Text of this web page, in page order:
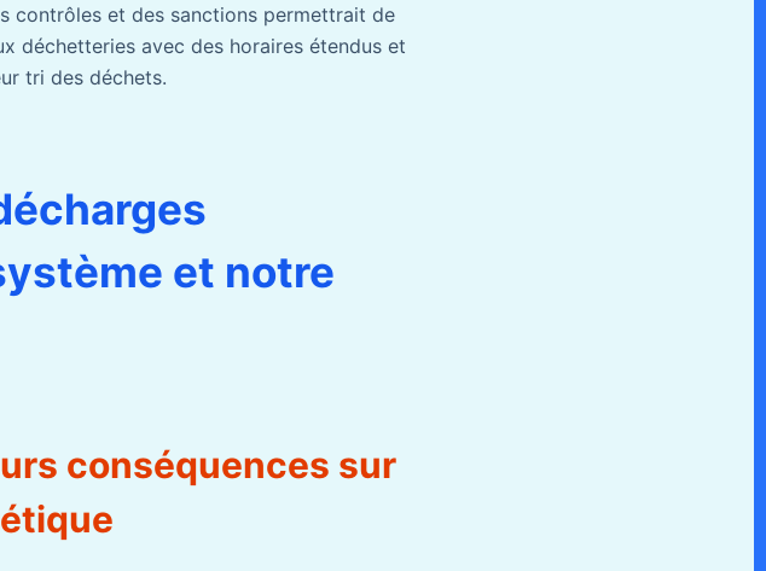
contrôles et des sanctions permettrait de
déchetteries avec des horaires étendus et
tri des déchets.
et notre
conséquences sur